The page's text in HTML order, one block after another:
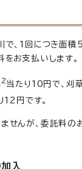
で、1回につき面
お支払いします。
2当たり10円で、刈
12円です。
せんが、委託料の
入